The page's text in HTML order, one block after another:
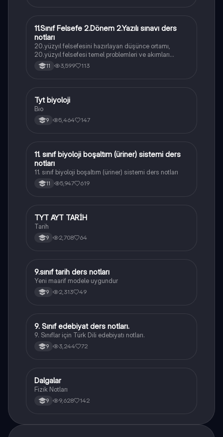
Felsefe
11.Sınıf Felsefe 2.Dönem 2.Yazılı sınavı ders
notları
20.yüzyıl felsefesini hazırlayan düşünce ortamı,
20.yüzyıl felsefesi temel problemleri ve akımları
konularını içermektedir
11 3,599 113
Biyoloji
Tyt biyoloji
Bio
9 5,464 147
Biyoloji
11. sınıf biyoloji boşaltım (üriner) sistemi ders
notları
11. sınıf biyoloji boşaltım (üriner) sistemi ders notları
11 5,947 619
Tarih
TYT AYT TARİH
Tarih
9 2,708 64
Tarih
9.sınıf tarih ders notları
Yeni maarif modele uygundur
9 2,313 49
Türk Dili ve Edebiyatı
9. Sınıf edebiyat ders notları.
9. Sınıflar için Türk Dili edebiyatı notları.
9 3,244 72
Fizik
Dalgalar
Fizik Notları
9 9,628 142